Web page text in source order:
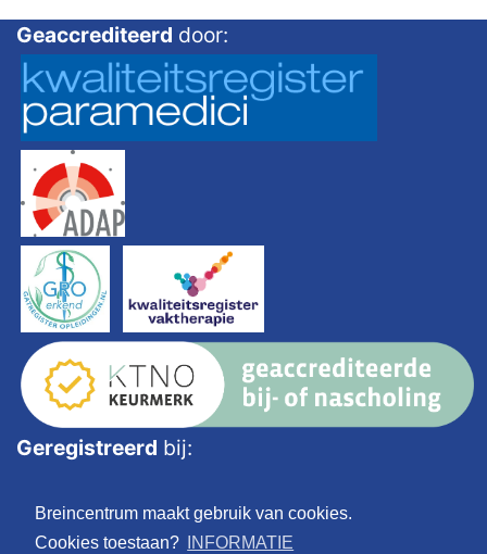
Breincentrum maakt gebruik van cookies.
Cookies toestaan?
INFORMATIE
Geaccrediteerd door:
Geregistreerd bij: